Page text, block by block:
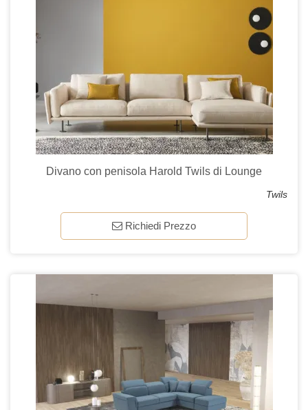
Divano con penisola Harold Twils di Lounge
Twils
Richiedi Prezzo